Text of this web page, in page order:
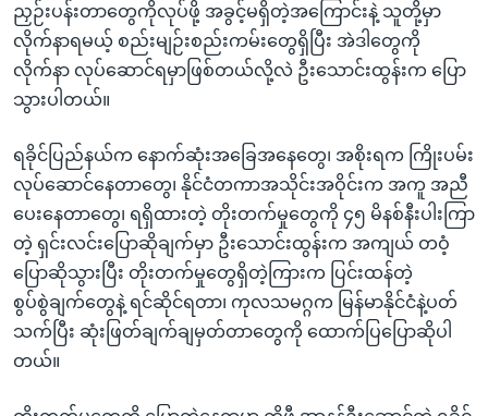
ညှဉ်းပန်းတာတွေကိုလုပ်ဖို့ အခွင့်မရှိတဲ့အကြောင်းနဲ့ သူတို့မှာ
လိုက်နာရမယ့် စည်းမျဉ်းစည်းကမ်းတွေရှိပြီး အဲဒါတွေကို
လိုက်နာ လုပ်ဆောင်ရမှာဖြစ်တယ်လို့လဲ ဦးသောင်းထွန်းက ပြော
သွားပါတယ်။
ရခိုင်ပြည်နယ်က နောက်ဆုံးအခြေအနေတွေ၊ အစိုးရက ကြိုးပမ်း
လုပ်ဆောင်နေတာတွေ၊ နိုင်ငံတကာအသိုင်းအဝိုင်းက အကူ အညီ
ပေးနေတာတွေ၊ ရရှိထားတဲ့ တိုးတက်မှုတွေကို ၄၅ မိနစ်နီးပါးကြာ
တဲ့ ရှင်းလင်းပြောဆိုချက်မှာ ဦးသောင်းထွန်းက အကျယ် တဝံ့
ပြောဆိုသွားပြီး တိုးတက်မှုတွေရှိတဲ့ကြားက ပြင်းထန်တဲ့
စွပ်စွဲချက်တွေနဲ့ ရင်ဆိုင်ရတာ၊ ကုလသမဂ္ဂက မြန်မာနိုင်ငံနဲ့ပတ်
သက်ပြီး ဆုံးဖြတ်ချက်ချမှတ်တာတွေကို ထောက်ပြပြောဆိုပါ
တယ်။